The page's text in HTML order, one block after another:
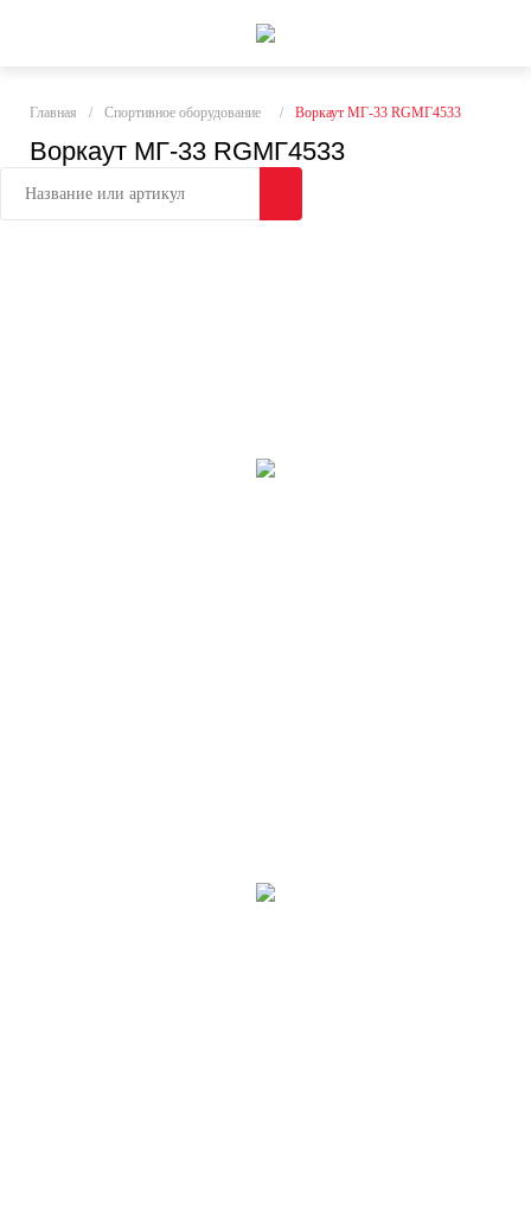
Главная / Спортивное оборудование / Воркаут МГ-33 RGМГ4533
Воркаут МГ-33 RGМГ4533